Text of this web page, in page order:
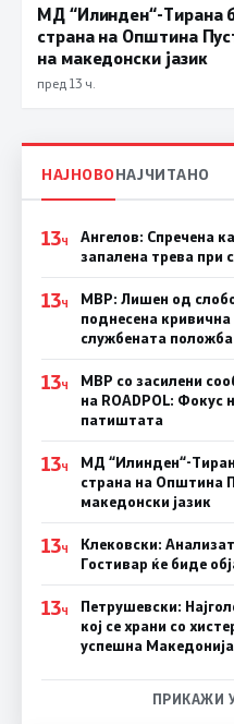
МД “Илинден“-Тирана
страна на Општина
на македонски јазик
пред 13 ч.
НАЈНОВОНАЈЧИТАНО
13Ч
Ангелов: Спречена
запалена трева при
13Ч
МВР: Лишен од
поднесена кривична
службената
13Ч
МВР со засилени
на ROADPOL: Фокус
патиштата
13Ч
МД “Илинден“-
страна на Општина
македонски јазик
13Ч
Клековски:
Гостивар ќе биде
13Ч
Петрушевски:
кој се храни со
успешна Македонија
ПРИКАЖИ